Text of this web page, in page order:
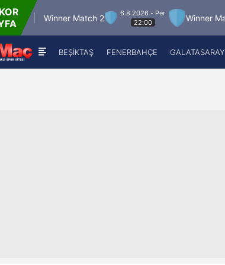
Winner Match 2
6.8.2026 - Per
22:00
Winner Match 3
BEŞİKTAŞ FENERBAHÇE GALATASARAY